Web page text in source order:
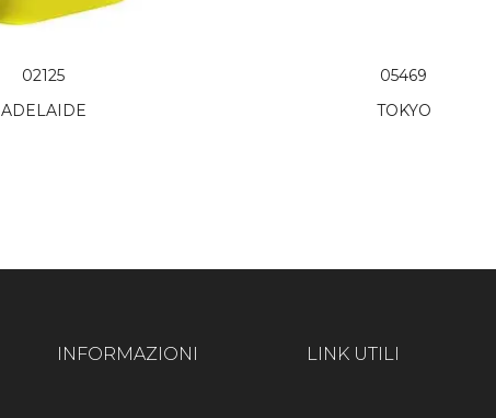
02125
ADELAIDE
05469
TOKYO
INFORMAZIONI LINK UTILI